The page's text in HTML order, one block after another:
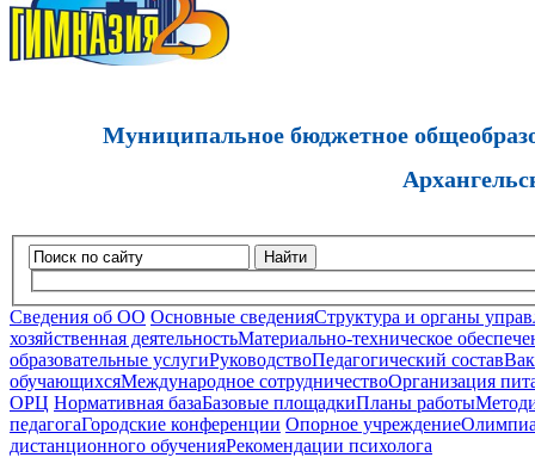
Муниципальное бюджетное
Найти
Сведения об ОО Основные сведенияСтруктура и органы
хозяйственная деятельностьМатериально-техническое
образовательные услугиРуководствоПедагогический состав
обучающихсяМеждународное сотрудничествоОрганизация
ОРЦ Нормативная базаБазовые площадкиПланы работы
педагогаГородские конференции Опорное учреждение
дистанционного обученияРекомендации психолога